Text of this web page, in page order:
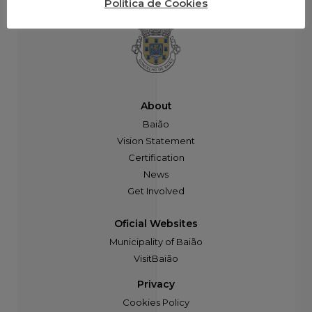
About
Baião
Vision Statement
Certification
News
Get Involved
Oficial Websites
Municipality of Baião
VisitBaião
Privacy
Cookies Policy
Política de Cookies